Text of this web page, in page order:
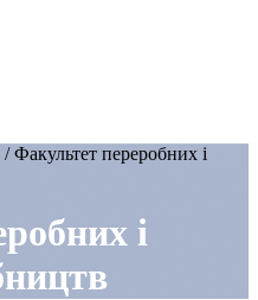
/Факультет переробних і
і